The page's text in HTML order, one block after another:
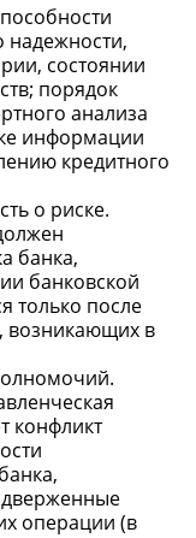
надежности,
состоянии
порядок
анализа
информации
кредитного
о риске.
банка,
банковской
только после
возникающих в
конфликт
операции (в